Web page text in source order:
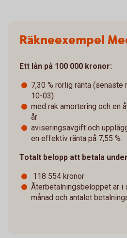
Räkneexempel
Ett lån på 100 000 kronor:
7,30 % rörlig ränta (senaste
10-03)
med rak amortering och en
år
aviseringsavgift och
en effektiv ränta på 7,55 %.
Totalt belopp att betala
118 554 kronor
Återbetalningsbeloppet är i
månad och antalet